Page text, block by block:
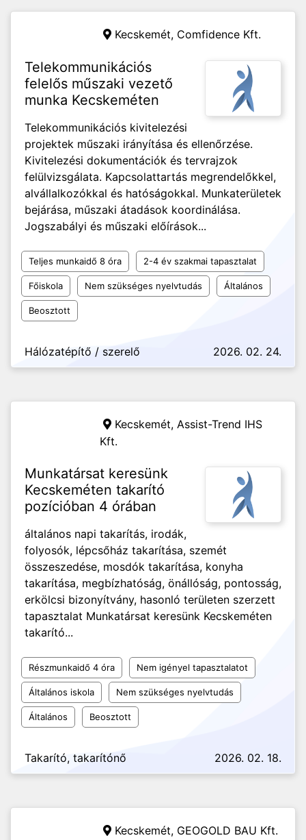
Kecskemét, Comfidence Kft.
Telekommunikációs
felelős műszaki vezető
munka Kecskeméten
Telekommunikációs kivitelezési
projektek műszaki irányítása és ellenőrzése.
Kivitelezési dokumentációk és tervrajzok
felülvizsgálata. Kapcsolattartás megrendelőkkel,
alvállalkozókkal és hatóságokkal. Munkaterületek
bejárása, műszaki átadások koordinálása.
Jogszabályi és műszaki előírások...
Teljes munkaidő 8 óra 2-4 év szakmai tapasztalat
Főiskola Nem szükséges nyelvtudás Általános
Beosztott
Hálózatépítő / szerelő 2026. 02. 24.
Kecskemét, Assist-Trend IHS
Kft.
Munkatársat keresünk
Kecskeméten takarító
pozícióban 4 órában
általános napi takarítás, irodák,
folyosók, lépcsőház takarítása, szemét
összeszedése, mosdók takarítása, konyha
takarítása, megbízhatóság, önállóság, pontosság,
erkölcsi bizonyítvány, hasonló területen szerzett
tapasztalat Munkatársat keresünk Kecskeméten
takarító...
Részmunkaidő 4 óra Nem igényel tapasztalatot
Általános iskola Nem szükséges nyelvtudás
Általános Beosztott
Takarító, takarítónő 2026. 02. 18.
Kecskemét, GEOGOLD BAU Kft.